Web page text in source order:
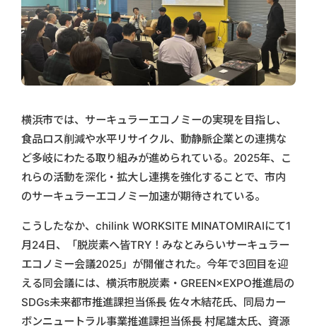
横浜市では、サーキュラーエコノミーの実現を目指し、
食品ロス削減や水平リサイクル、動静脈企業との連携な
ど多岐にわたる取り組みが進められている。2025年、こ
れらの活動を深化・拡大し連携を強化することで、市内
のサーキュラーエコノミー加速が期待されている。
こうしたなか、chilink WORKSITE MINATOMIRAIにて1
月24日、「脱炭素へ皆TRY！みなとみらいサーキュラー
エコノミー会議2025」が開催された。今年で3回目を迎
える同会議には、横浜市脱炭素・GREEN×EXPO推進局の
SDGs未来都市推進課担当係長 佐々木結花氏、同局カー
ボンニュートラル事業推進課担当係長 村尾雄太氏、資源